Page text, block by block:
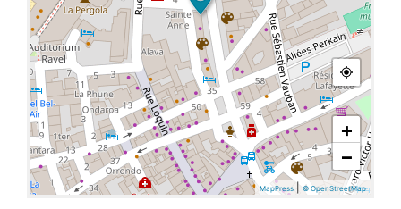
+
−
MapPress © OpenStreetMap